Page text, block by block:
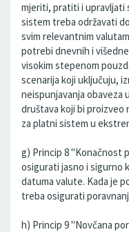
mjeriti, pratiti i upravljati
sistem treba održavati
svim relevantnim
potrebi dnevnih i
visokim stepenom
scenarija koji uključuju,
neispunjavanja obaveza
društava koji bi proizveo
za platni sistem u
g) Princip 8 "Konačnost
osigurati jasno i sigurno
datuma valute. Kada je
treba osigurati
h) Princip 9 "Novčana